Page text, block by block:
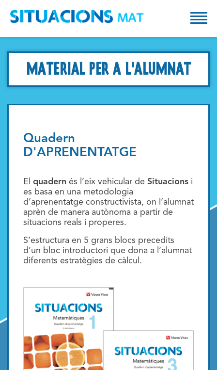
MATERIAL PER A L'ALUMNAT
Quadern
D'APRENENTATGE
El quadern és l’eix vehicular de Situacions i
es basa en una metodologia
d’aprenentatge constructivista, on l’alumnat
aprèn de manera autònoma a partir de
situacions reals i properes.
S’estructura en 5 grans blocs precedits
d’un bloc introductori que dona a l’alumnat
diferents estratègies de càlcul.